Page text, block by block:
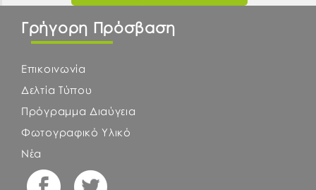
Γρήγορη Πρόσβαση
Επικοινωνία
Δελτία Τύπου
Πρόγραμμα Διαύγεια
Φωτογραφικό Υλικό
Νέα